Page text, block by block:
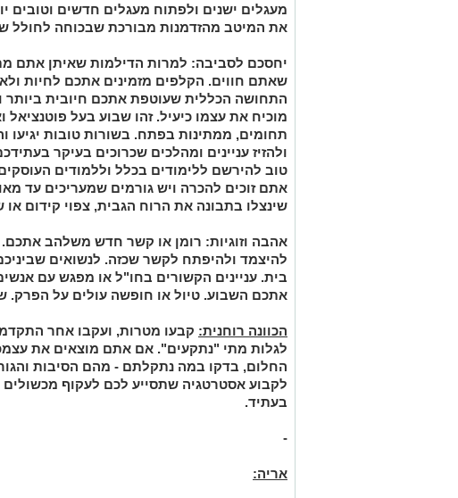
מעגלים ישנים ולפתוח מעגלים חדשים וטובים
את המיטב מהזדמנות מבורכת שבכוחה לחולל
יחסכם לסביבה: למרות הדילמות שאיתן אתם
שאתם חווים. הקלפים מזמינים אתכם לחיות
התחושה הכללית שעוטפת אתכם חיובית
מוכיח את עצמו כיעיל. זהו שבוע בעל פוטנציאל
תחומים, ממתינות בפתח. בשורות טובות יגיעו
ולהזיז עניינים ומהלכים שכרוכים בעיקר
טוב להירשם ללימודים בכלל וללמודים
אתם זוכים להכרה ויש גורמים שמעריכים עד
שינצלו בתבונה את הרוח הגבית, צפוי קידום או
אהבה וזוגיות: רומן או קשר חדש משלהב אתכם.
להיצמד ולהיפתח לקשר שכזה. לנשואים
בית. עניינים הקשורים בחו"ל או מפגש עם
אתכם השבוע. טיול או חופשה עולים על הפרק.
הכוונה רוחנית: קבעו מטרות, ועקבו אחר
לגלות מתי "נתקעים". אם אתם מוצאים את
החלום, בדקו במה נתקלתם - מהם הסיבות
לקבוע אסטרטגיה שתסייע לכם לעקוף
בעתיד.
-
אריה: